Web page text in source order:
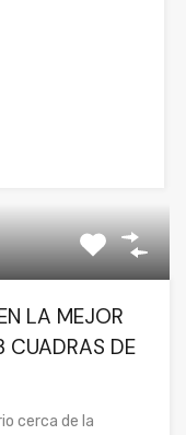
LA MEJOR
CUADRAS DE
cerca de la